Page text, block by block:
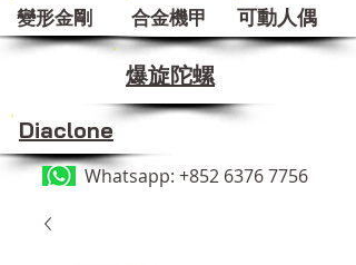
變形金剛 合金機甲 可動人偶
​爆旋陀螺
Diaclone
Whatsapp: +852 6376 7756